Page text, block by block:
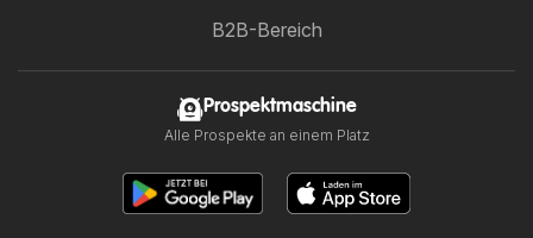
B2B-Bereich
Prospektmaschine
Alle Prospekte an einem Platz